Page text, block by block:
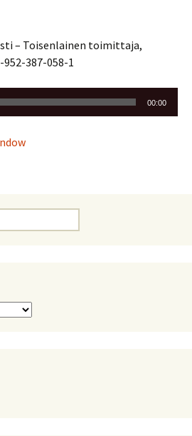
– Toisenlainen toimittaja,
952-387-058-1
00:00